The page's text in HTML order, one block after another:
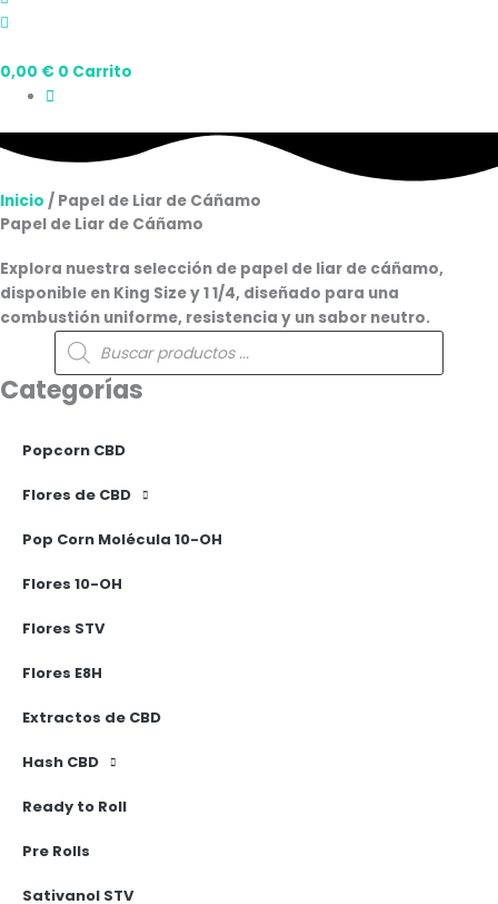
0,00 € 0 Carrito
Inicio / Papel de Liar de Cáñamo
Papel de Liar de Cáñamo
Explora nuestra selección de papel de liar de cáñamo,
disponible en King Size y 1 1/4, diseñado para una
combustión uniforme, resistencia y un sabor neutro.
Búsqueda
de
productos
Categorías
Popcorn CBD
Flores de CBD
Pop Corn Molécula 10-OH
Flores 10-OH
Flores STV
Flores E8H
Extractos de CBD
Hash CBD
Ready to Roll
Pre Rolls
Sativanol STV